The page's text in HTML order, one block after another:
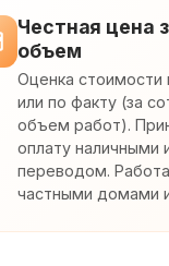
Честная цена
объем
Оценка стоимости
или по факту (за
объем работ).
оплату наличными
переводом.
частными домами